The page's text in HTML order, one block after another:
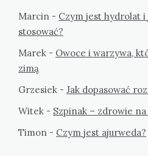
Marcin - Czym jest hydrolat
stosować?
Marek - Owoce i warzywa,
zimą
Grzesiek - Jak dopasować
Witek - Szpinak – zdrowie
Timon - Czym jest ajurweda?